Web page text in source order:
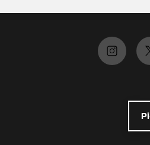
muzikālais vadītājs Dailes
"Karmena" (rež.
"Mīļākais" (rež.
melu burtnīca" (rež.
dzīvošanas mirklīši" (rež.
"Čuhņas jociņi" (rež.